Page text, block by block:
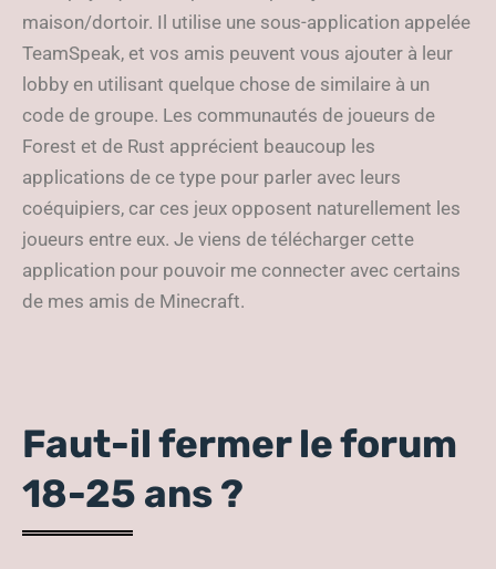
maison/dortoir. Il utilise une sous-application appelée
TeamSpeak, et vos amis peuvent vous ajouter à leur
lobby en utilisant quelque chose de similaire à un
code de groupe. Les communautés de joueurs de
Forest et de Rust apprécient beaucoup les
applications de ce type pour parler avec leurs
coéquipiers, car ces jeux opposent naturellement les
joueurs entre eux. Je viens de télécharger cette
application pour pouvoir me connecter avec certains
de mes amis de Minecraft.
Faut-il fermer le forum
18-25 ans ?